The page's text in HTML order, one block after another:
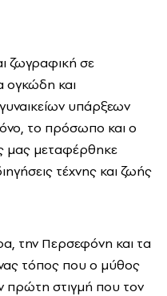
ζωγραφική σε
ογκώδη και
υπάρξεων
το πρόσωπο και ο
μας μεταφέρθηκε
τέχνης και ζωής
την Περσεφόνη και τα
τόπος που ο μύθος
πρώτη στιγμή που τον